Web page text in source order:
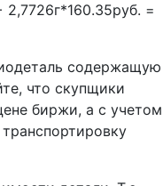
2,7726г*160.35руб. =
содержащую
что скупщики
биржи, а с учетом